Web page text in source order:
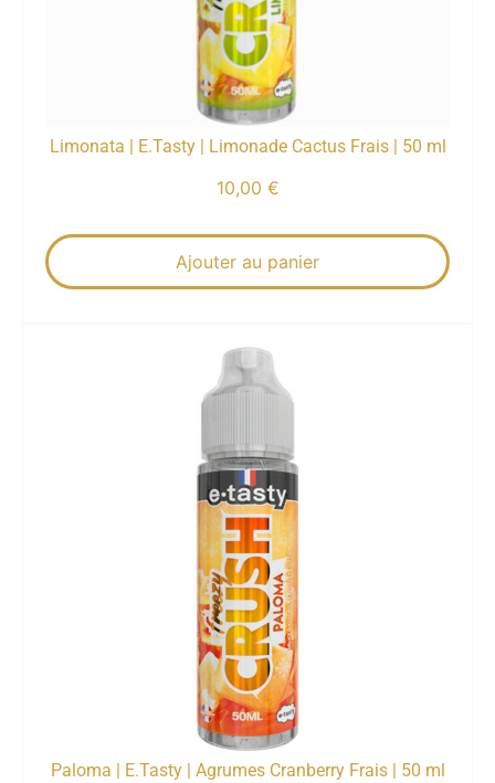
Limonata | E.Tasty | Limonade Cactus Frais | 50 ml
10,00 €
Ajouter au panier
Paloma | E.Tasty | Agrumes Cranberry Frais | 50 ml